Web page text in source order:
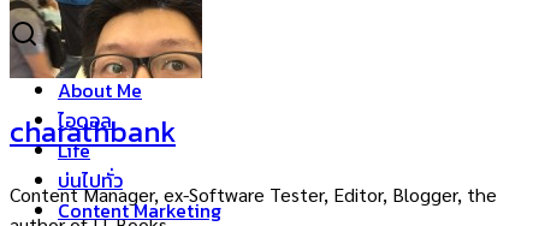
About Me
ไอดอล
Life
บ่นไปทั่ว
Content Marketing
charathbank
Content Manager, ex-Software Tester, Editor, Blogger, the